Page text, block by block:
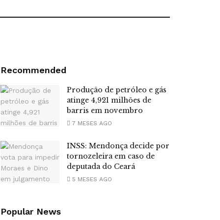
Recommended
Produção de petróleo e gás
atinge 4,921 milhões de
barris em novembro
7 MESES AGO
INSS: Mendonça decide por
tornozeleira em caso de
deputada do Ceará
5 MESES AGO
Popular News